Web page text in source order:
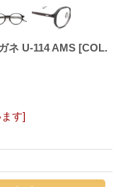
ネ U-114 AMS [COL.
す]